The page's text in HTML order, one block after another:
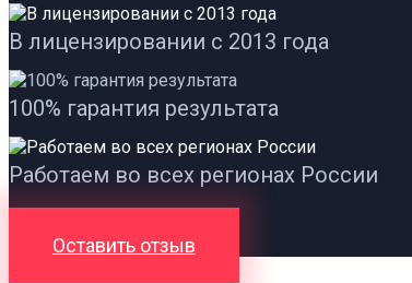
В лицензировании с 2013 года
100% гарантия результата
Работаем во всех регионах России
Оставить отзыв